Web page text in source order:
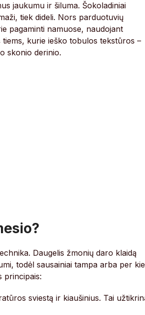
jaukumu ir šiluma. Šokoladiniai
tiek dideli. Nors parduotuvių
pagaminti namuose, naudojant
kurie ieško tobulos tekstūros –
skonio derinio.
Daugelis žmonių daro klaidą
todėl sausainiai tampa arba per
principais:
sviestą ir kiaušinius. Tai